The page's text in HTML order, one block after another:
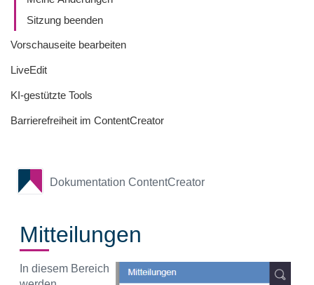
Sitzung beenden
Vorschauseite bearbeiten
LiveEdit
KI-gestützte Tools
Barrierefreiheit im ContentCreator
Dokumentation ContentCreator
Mitteilungen
In diesem Bereich